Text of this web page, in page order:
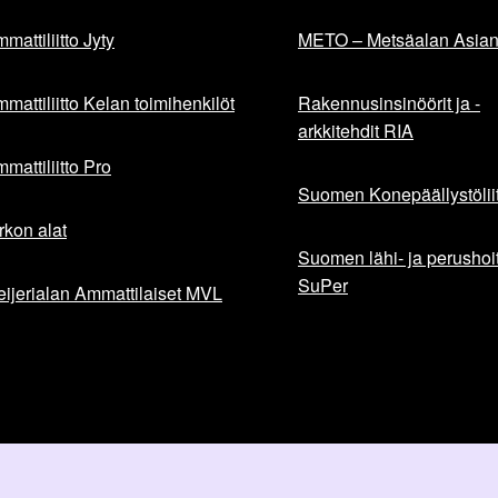
Jyty
Kelan toimihenkilöt
Pro
alat
Ammattilaiset MVL
METO – Metsäalan
Rakennusinsinöörit ja -
arkkitehdit RIA
Suomen
Suomen lähi- ja
SuPer